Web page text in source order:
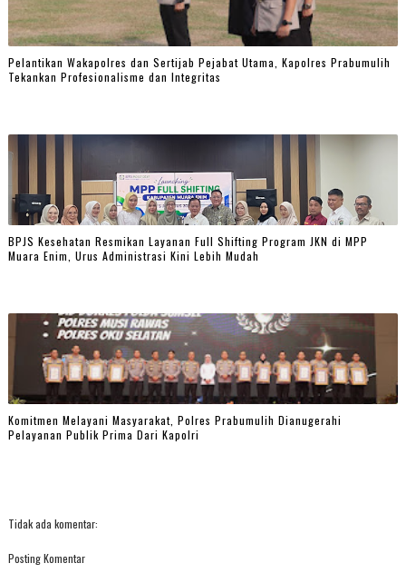
Pelantikan Wakapolres dan Sertijab Pejabat Utama, Kapolres Prabumulih
Tekankan Profesionalisme dan Integritas
BPJS Kesehatan Resmikan Layanan Full Shifting Program JKN di MPP
Muara Enim, Urus Administrasi Kini Lebih Mudah
Komitmen Melayani Masyarakat, Polres Prabumulih Dianugerahi
Pelayanan Publik Prima Dari Kapolri
Tidak ada komentar:
Posting Komentar